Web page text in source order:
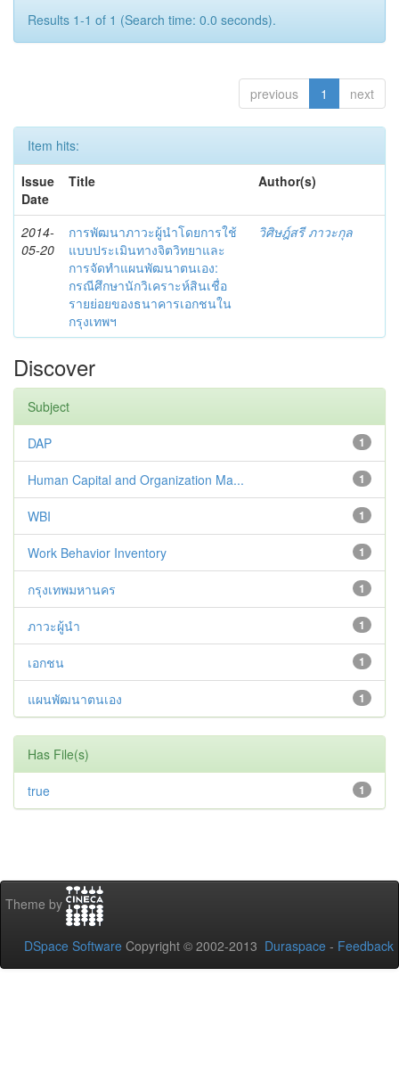
Results 1-1 of 1 (Search time: 0.0 seconds).
previous 1 next
Item hits:
Issue
Date
Title Author(s)
2014-
05-20
การพัฒนาภาวะผู้นำโดยการใช้
แบบประเมินทางจิตวิทยาและ
การจัดทำแผนพัฒนาตนเอง:
กรณีศึกษานักวิเคราะห์สินเชื่อ
รายย่อยของธนาคารเอกชนใน
กรุงเทพฯ
วิศิษฎ์สรี ภาวะกุล
Discover
Subject
1
DAP
1
Human Capital and Organization Ma...
1
WBI
1
Work Behavior Inventory
1
กรุงเทพมหานคร
1
ภาวะผู้นำ
1
เอกชน
1
แผนพัฒนาตนเอง
Has File(s)
1
true
Theme by
DSpace Software Copyright © 2002-2013 Duraspace - Feedback